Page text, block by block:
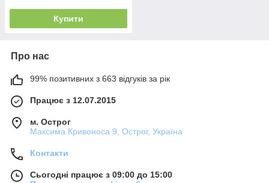
Купити
Про нас
99% позитивних з 663 відгуків за рік
Працює з 12.07.2015
м. Острог
Максима Кривоноса 9, Острог, Україна
Контакти
Сьогодні працює з 09:00 до 15:00